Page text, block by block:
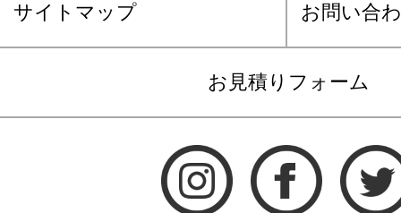
サイトマップ お問い合
お見積りフォーム